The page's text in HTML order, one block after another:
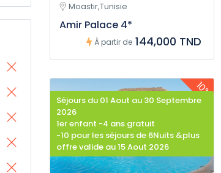
Moastir,Tunisie
Amir Palace 4*
À partir de 144,000 TND
10%
Séjours du 01 Aout au 30 Septembre
2026
1er enfant -4 ans gratuit
-10 pour les séjours de 6Nuits &plus
offre valide au 15 Aout 2026